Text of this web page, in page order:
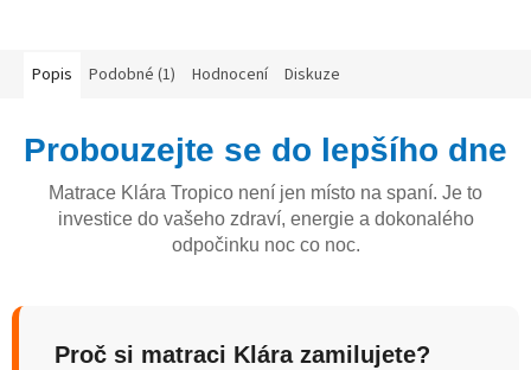
Popis Podobné (1) Hodnocení Diskuze
Probouzejte se do lepšího dne
Matrace Klára Tropico není jen místo na spaní. Je to
investice do vašeho zdraví, energie a dokonalého
odpočinku noc co noc.
Proč si matraci Klára zamilujete?